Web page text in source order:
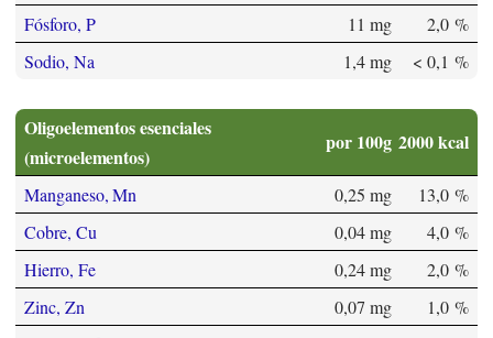
Fósforo, P
11 mg
2,0 %
Sodio, Na
1,4 mg < 0,1 %
Oligoelementos esenciales
(microelementos)
por 100g 2000 kcal
Manganeso, Mn 0,25 mg
13,0 %
Cobre, Cu
0,04 mg
4,0 %
Hierro, Fe
0,24 mg
2,0 %
Zinc, Zn
0,07 mg
1,0 %